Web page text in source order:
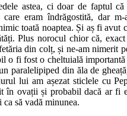
astea, ci doar de faptul că
eram îndrăgostită, dar
toată noaptea. Și aș fi avut
Plus norocul chior că,
din colț, și ne-am nimerit
o fi fost o cheltuială
paralelipiped din ăla de
lui am așezat sticlele cu
în ovații și probabil dacă ar fi
să vadă minunea.